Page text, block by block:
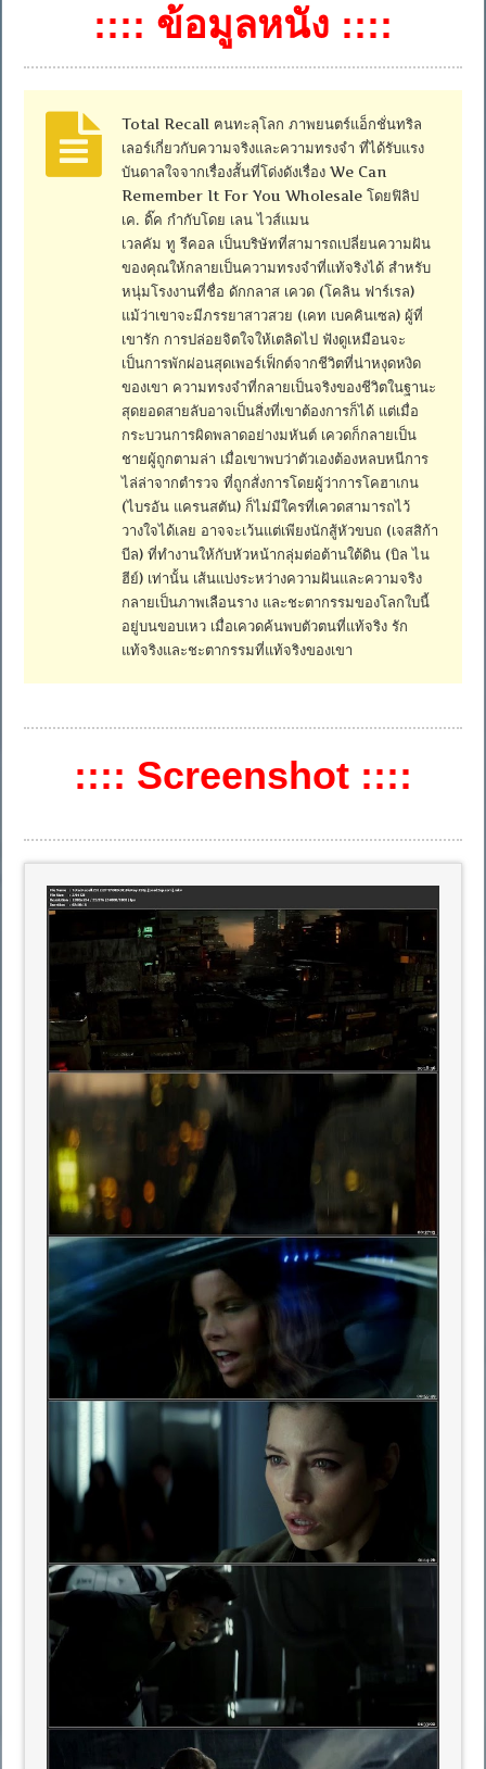
:::: ข้อมูลหนัง ::::
Total Recall ฅนทะลุโลก ภาพยนตร์แอ็กชั่นทริล
เลอร์เกี่ยวกับความจริงและความทรงจำ ที่ได้รับแรง
บันดาลใจจากเรื่องสั้นที่โด่งดังเรื่อง We Can
Remember It For You Wholesale โดยฟิลิป
เค. ดิ๊ค กำกับโดย เลน ไวส์แมน
เวลคัม ทู รีคอล เป็นบริษัทที่สามารถเปลี่ยนความฝัน
ของคุณให้กลายเป็นความทรงจำที่แท้จริงได้ สำหรับ
หนุ่มโรงงานที่ชื่อ ดักกลาส เควด (โคลิน ฟาร์เรล)
แม้ว่าเขาจะมีภรรยาสาวสวย (เคท เบคคินเซล) ผู้ที่
เขารัก การปล่อยจิตใจให้เตลิดไป ฟังดูเหมือนจะ
เป็นการพักผ่อนสุดเพอร์เฟ็กต์จากชีวิตที่น่าหงุดหงิด
ของเขา ความทรงจำที่กลายเป็นจริงของชีวิตในฐานะ
สุดยอดสายลับอาจเป็นสิ่งที่เขาต้องการก็ได้ แต่เมื่อ
กระบวนการผิดพลาดอย่างมหันต์ เควดก็กลายเป็น
ชายผู้ถูกตามล่า เมื่อเขาพบว่าตัวเองต้องหลบหนีการ
ไล่ล่าจากตำรวจ ที่ถูกสั่งการโดยผู้ว่าการโคฮาเกน
(ไบรอัน แครนสตัน) ก็ไม่มีใครที่เควดสามารถไว้
วางใจได้เลย อาจจะเว้นแต่เพียงนักสู้หัวขบถ (เจสสิก้า
บีล) ที่ทำงานให้กับหัวหน้ากลุ่มต่อต้านใต้ดิน (บิล ไน
ฮีย์) เท่านั้น เส้นแบ่งระหว่างความฝันและความจริง
กลายเป็นภาพเลือนราง และชะตากรรมของโลกใบนี้
อยู่บนขอบเหว เมื่อเควดค้นพบตัวตนที่แท้จริง รัก
แท้จริงและชะตากรรมที่แท้จริงของเขา
:::: Screenshot ::::